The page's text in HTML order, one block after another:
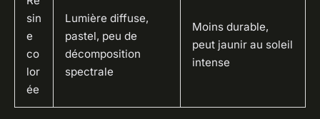
sin
e
co
lor
ée
Lumière diffuse,
pastel, peu de
décomposition
spectrale
Moins durable,
peut jaunir au soleil
intense